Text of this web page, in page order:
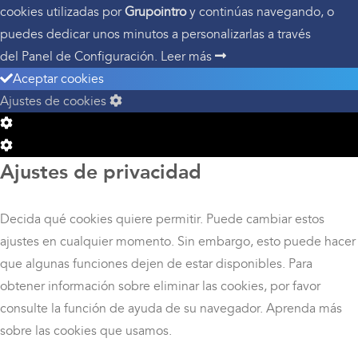
cookies utilizadas porGrupointroy continúas navegando, o
puedes dedicar unos minutos a personalizarlas a través
del Panel de Configuración. Leer más
Aceptar cookies
Ajustes de cookies
Configuración
de
Cookie
Configuración
de
Box
Ajustes de privacidad
Decida qué cookies quiere permitir. Puede cambiar estos
ajustes en cualquier momento. Sin embargo, esto puede hacer
que algunas funciones dejen de estar disponibles. Para
obtener información sobre eliminar las cookies, por favor
consulte la función de ayuda de su navegador. Aprenda más
sobre las cookies que usamos.